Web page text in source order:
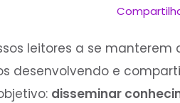
leitores a se
desenvolvendo e
disseminar